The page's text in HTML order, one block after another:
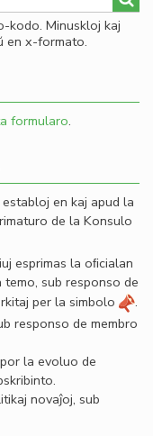
kodo. Minuskloj kaj
en x-formato.
formularo.
en kaj apud la
de la Konsulo
esprimas la oﬁcialan
sub responso de
per la simbolo
.
responso de membro
la evoluo de
novaĵoj, sub